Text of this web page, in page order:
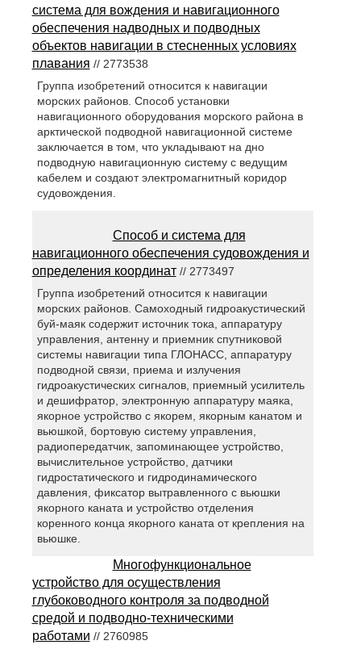
система для вождения и навигационного
обеспечения надводных и подводных
объектов навигации в стесненных условиях
плавания // 2773538
Группа изобретений относится к навигации
морских районов. Способ установки
навигационного оборудования морского района в
арктической подводной навигационной системе
заключается в том, что укладывают на дно
подводную навигационную систему с ведущим
кабелем и создают электромагнитный коридор
судовождения.
Способ и система для
навигационного обеспечения судовождения и
определения координат// 2773497
Группа изобретений относится к навигации
морских районов. Самоходный гидроакустический
буй-маяк содержит источник тока, аппаратуру
управления, антенну и приемник спутниковой
системы навигации типа ГЛОНАСС, аппаратуру
подводной связи, приема и излучения
гидроакустических сигналов, приемный усилитель
и дешифратор, электронную аппаратуру маяка,
якорное устройство с якорем, якорным канатом и
вьюшкой, бортовую систему управления,
радиопередатчик, запоминающее устройство,
вычислительное устройство, датчики
гидростатического и гидродинамического
давления, фиксатор вытравленного с вьюшки
якорного каната и устройство отделения
коренного конца якорного каната от крепления на
вьюшке.
Многофункциональное
устройство для осуществления
глубоководного контроля за подводной
средой и подводно-техническими
работами // 2760985